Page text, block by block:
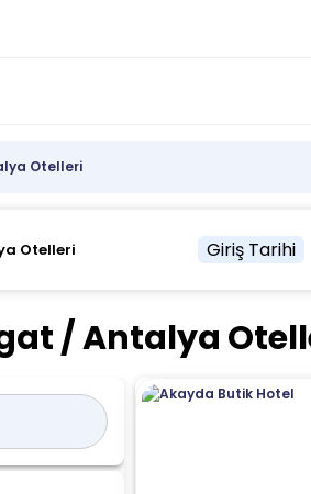
Otelleri
Giriş Tarihi
/ Antalya